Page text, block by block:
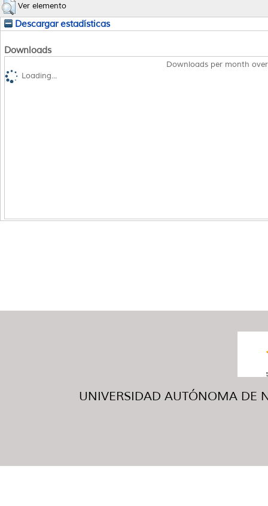
Ver elemento
Descargar estadísticas
Downloads
Downloads per month
Loading...
UNIVERSIDAD AUTÓNOMA DE